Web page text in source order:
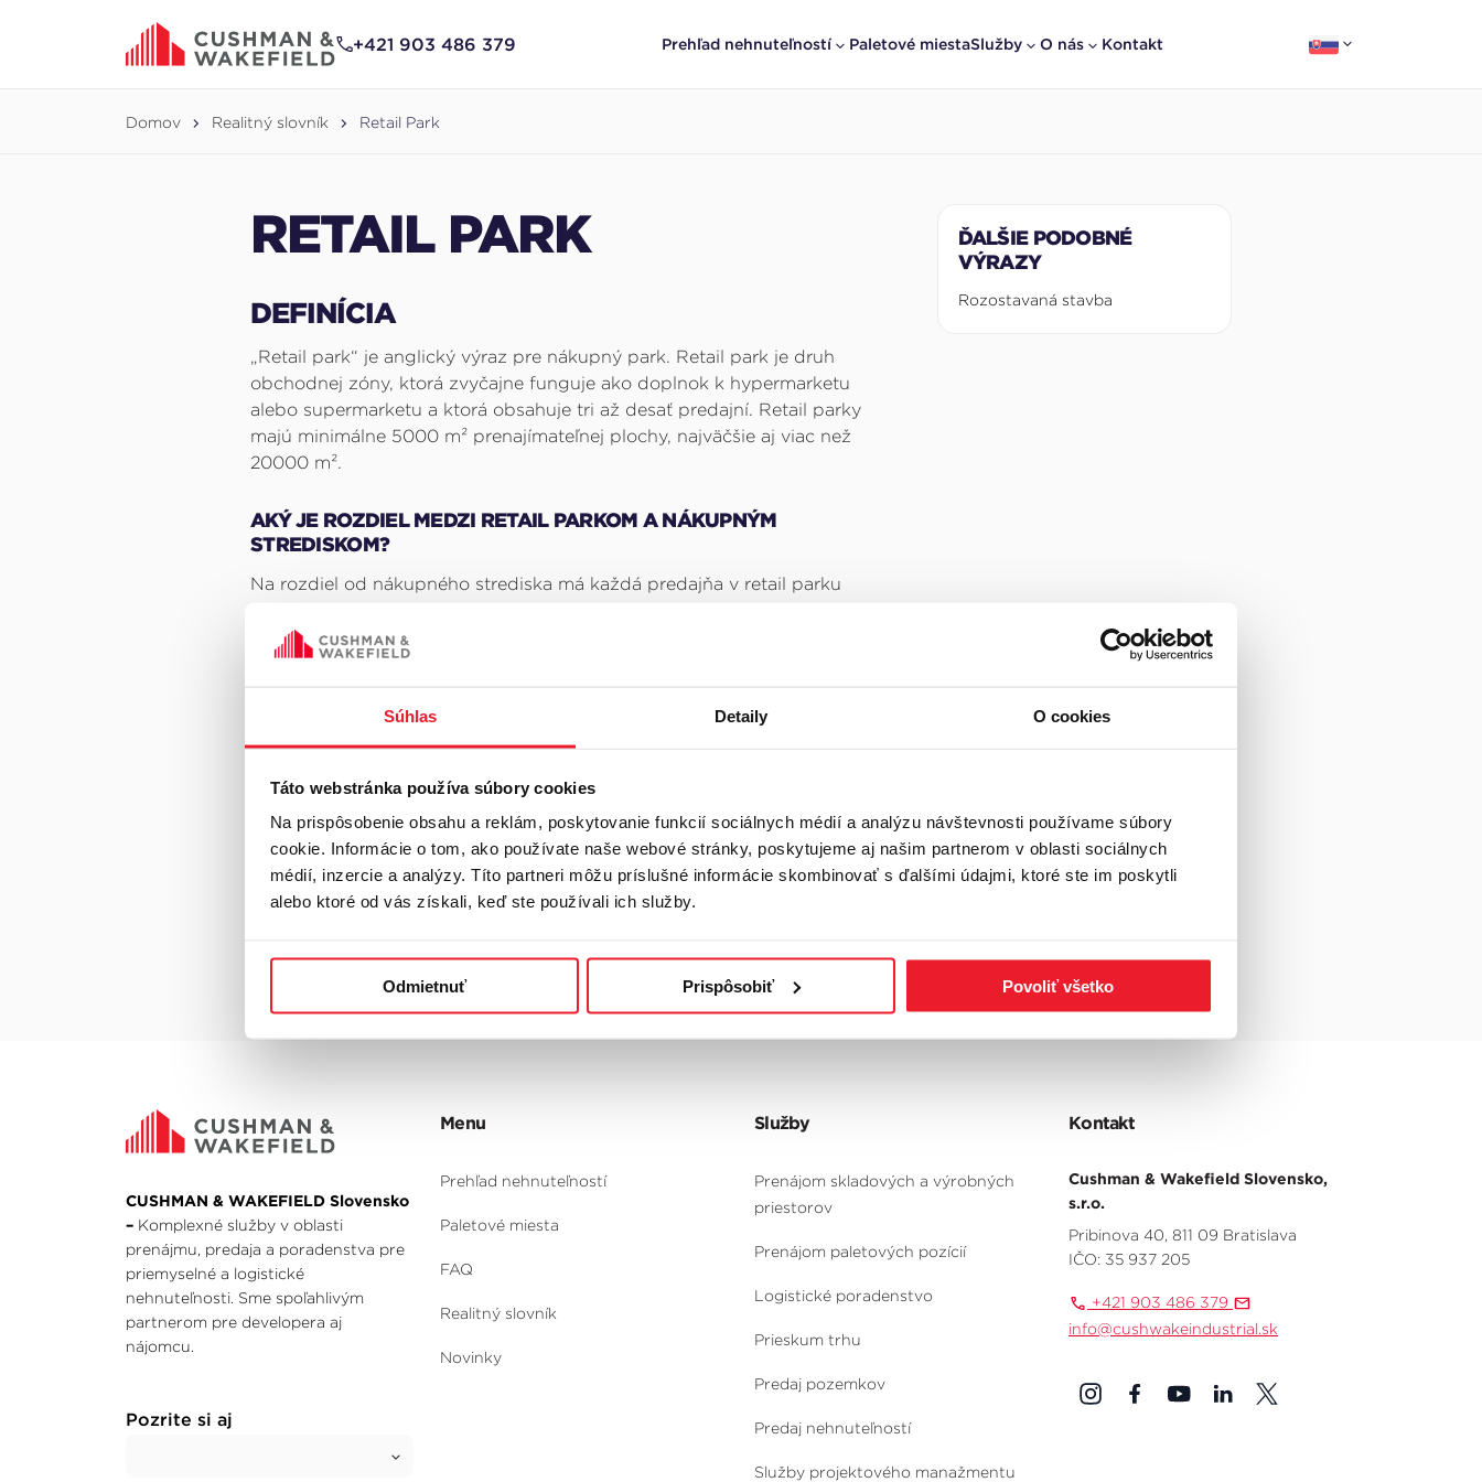
Súhlas Detaily O cookies
Táto webstránka používa súbory cookies
Na prispôsobenie obsahu a reklám, poskytovanie funkcií sociálnych médií a analýzu návštevnosti používame súbory
cookie. Informácie o tom, ako používate naše webové stránky, poskytujeme aj našim partnerom v oblasti sociálnych
médií, inzercie a analýzy. Títo partneri môžu príslušné informácie skombinovať s ďalšími údajmi, ktoré ste im poskytli
alebo ktoré od vás získali, keď ste používali ich služby.
Odmietnuť Prispôsobiť Povoliť všetko
+421 903 486 379 Prehľad nehnuteľností Paletové miestaSlužby O nás Kontakt
Domov Realitný slovník Retail Park
RETAIL PARK
DEFINÍCIA
„Retail park“ je anglický výraz pre nákupný park. Retail park je druh
obchodnej zóny, ktorá zvyčajne funguje ako doplnok k hypermarketu
alebo supermarketu a ktorá obsahuje tri až desať predajní. Retail parky
majú minimálne 5000 m² prenajímateľnej plochy, najväčšie aj viac než
20000 m².
AKÝ JE ROZDIEL MEDZI RETAIL PARKOM A NÁKUPNÝM
STREDISKOM?
Na rozdiel od nákupného strediska má každá predajňa v retail parku
priamo zo spoločného parkoviska. V retail parku sa každý obchodník
riadi vlastnou marketingovou stratégiou.
Vďaka jednoduchému konceptu a výberu predajní (zvyčajne potraviny,
drogéria, móda, lekáreň...), je možné retail park mať aj v menších
mestách, kde by nebolo efektívne postaviť klasické nákupné centrum.
VÝHODY RETAIL PARKU
Výhodou retail parkov je ich veľmi dobrá dopravná dostupnosť – s
dostupnosťou mestskej hromadnej dopravy a dobre vyriešenej
nájomníkmi obchodných centier, pričom momentálne aj niektoré
svetoznáme značky mieria práve do retail parkov.
ĎALŠIE PODOBNÉ
VÝRAZY
Rozostavaná stavba
CUSHMAN & WAKEFIELD Slovensko
– Komplexné služby v oblasti
prenájmu, predaja a poradenstva pre
priemyselné a logistické
nehnuteľnosti. Sme spoľahlivým
partnerom pre developera aj
nájomcu.
Pozrite si aj
Menu
Prehľad nehnuteľností
Paletové miesta
FAQ
Realitný slovník
Novinky
Služby
Prenájom skladových a výrobných
priestorov
Prenájom paletových pozícií
Logistické poradenstvo
Prieskum trhu
Predaj pozemkov
Predaj nehnuteľností
Služby projektového manažmentu
Kontakt
Cushman & Wakefield Slovensko,
s.r.o.
Pribinova 40, 811 09 Bratislava
IČO: 35 937 205
+421 903 486 379
info@cushwakeindustrial.sk